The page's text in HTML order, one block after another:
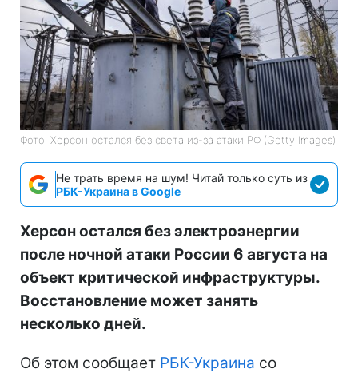
Фото: Херсон остался без света из-за атаки РФ (Getty Images)
Не трать время на шум! Читай только суть из
РБК-Украина в Google
Херсон остался без электроэнергии
после ночной атаки России 6 августа на
объект критической инфраструктуры.
Восстановление может занять
несколько дней.
Об этом сообщает РБК-Украина со